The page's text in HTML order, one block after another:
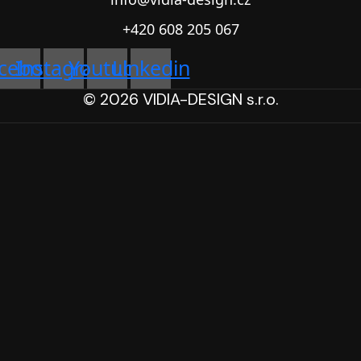
+420 608 205 067
Instagram
YoutubeLinkedin
© 2026 VIDIA-DESIGN s.r.o.